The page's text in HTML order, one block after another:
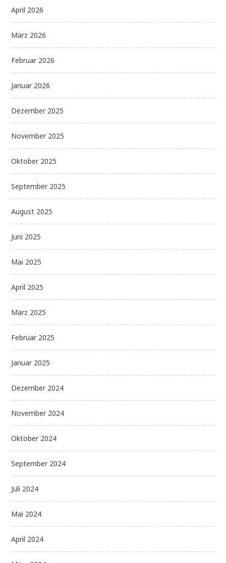
April 2026
März 2026
Februar 2026
Januar 2026
Dezember 2025
November 2025
Oktober 2025
September 2025
August 2025
Juni 2025
Mai 2025
April 2025
März 2025
Februar 2025
Januar 2025
Dezember 2024
November 2024
Oktober 2024
September 2024
Juli 2024
Mai 2024
April 2024